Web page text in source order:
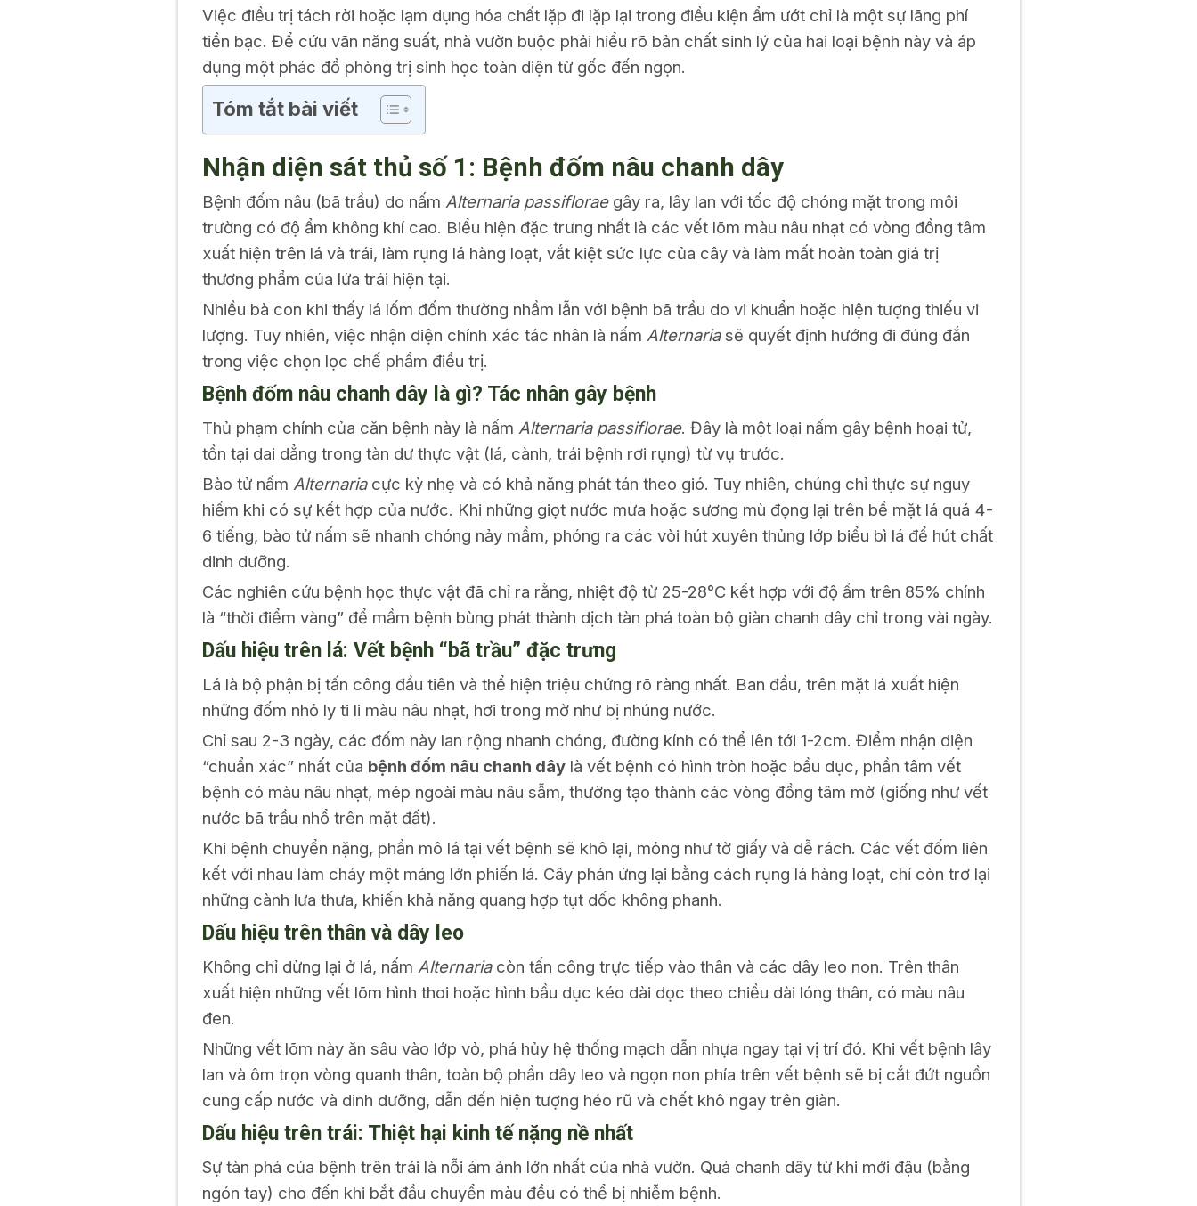
Việc điều trị tách rời hoặc lạm dụng hóa chất lặp đi lặp lại trong điều kiện ẩm ướt chỉ là một sự lãng phí
tiền bạc. Để cứu vãn năng suất, nhà vườn buộc phải hiểu rõ bản chất sinh lý của hai loại bệnh này và áp
dụng một phác đồ phòng trị sinh học toàn diện từ gốc đến ngọn.
Tóm tắt bài viết
Nhận diện sát thủ số 1: Bệnh đốm nâu chanh dây
Bệnh đốm nâu (bã trầu) do nấmAlternaria passifloraegây ra, lây lan với tốc độ chóng mặt trong môi
trường có độ ẩm không khí cao. Biểu hiện đặc trưng nhất là các vết lõm màu nâu nhạt có vòng đồng tâm
xuất hiện trên lá và trái, làm rụng lá hàng loạt, vắt kiệt sức lực của cây và làm mất hoàn toàn giá trị
thương phẩm của lứa trái hiện tại.
Nhiều bà con khi thấy lá lốm đốm thường nhầm lẫn với bệnh bã trầu do vi khuẩn hoặc hiện tượng thiếu vi
lượng. Tuy nhiên, việc nhận diện chính xác tác nhân là nấmAlternariasẽ quyết định hướng đi đúng đắn
trong việc chọn lọc chế phẩm điều trị.
Bệnh đốm nâu chanh dây là gì? Tác nhân gây bệnh
Thủ phạm chính của căn bệnh này là nấmAlternaria passiflorae. Đây là một loại nấm gây bệnh hoại tử,
tồn tại dai dẳng trong tàn dư thực vật (lá, cành, trái bệnh rơi rụng) từ vụ trước.
Bào tử nấmAlternariacực kỳ nhẹ và có khả năng phát tán theo gió. Tuy nhiên, chúng chỉ thực sự nguy
hiểm khi có sự kết hợp của nước. Khi những giọt nước mưa hoặc sương mù đọng lại trên bề mặt lá quá 4-
6 tiếng, bào tử nấm sẽ nhanh chóng nảy mầm, phóng ra các vòi hút xuyên thủng lớp biểu bì lá để hút chất
dinh dưỡng.
Các nghiên cứu bệnh học thực vật đã chỉ ra rằng, nhiệt độ từ 25-28°C kết hợp với độ ẩm trên 85% chính
là “thời điểm vàng” để mầm bệnh bùng phát thành dịch tàn phá toàn bộ giàn chanh dây chỉ trong vài ngày.
Dấu hiệu trên lá: Vết bệnh “bã trầu” đặc trưng
Lá là bộ phận bị tấn công đầu tiên và thể hiện triệu chứng rõ ràng nhất. Ban đầu, trên mặt lá xuất hiện
những đốm nhỏ ly ti li màu nâu nhạt, hơi trong mờ như bị nhúng nước.
Chỉ sau 2-3 ngày, các đốm này lan rộng nhanh chóng, đường kính có thể lên tới 1-2cm. Điểm nhận diện
“chuẩn xác” nhất của bệnh đốm nâu chanh dây là vết bệnh có hình tròn hoặc bầu dục, phần tâm vết
bệnh có màu nâu nhạt, mép ngoài màu nâu sẫm, thường tạo thành các vòng đồng tâm mờ (giống như vết
nước bã trầu nhổ trên mặt đất).
Khi bệnh chuyển nặng, phần mô lá tại vết bệnh sẽ khô lại, mỏng như tờ giấy và dễ rách. Các vết đốm liên
kết với nhau làm cháy một mảng lớn phiến lá. Cây phản ứng lại bằng cách rụng lá hàng loạt, chỉ còn trơ lại
những cành lưa thưa, khiến khả năng quang hợp tụt dốc không phanh.
Dấu hiệu trên thân và dây leo
Không chỉ dừng lại ở lá, nấmAlternariacòn tấn công trực tiếp vào thân và các dây leo non. Trên thân
xuất hiện những vết lõm hình thoi hoặc hình bầu dục kéo dài dọc theo chiều dài lóng thân, có màu nâu
đen.
Những vết lõm này ăn sâu vào lớp vỏ, phá hủy hệ thống mạch dẫn nhựa ngay tại vị trí đó. Khi vết bệnh lây
lan và ôm trọn vòng quanh thân, toàn bộ phần dây leo và ngọn non phía trên vết bệnh sẽ bị cắt đứt nguồn
cung cấp nước và dinh dưỡng, dẫn đến hiện tượng héo rũ và chết khô ngay trên giàn.
Dấu hiệu trên trái: Thiệt hại kinh tế nặng nề nhất
Sự tàn phá của bệnh trên trái là nỗi ám ảnh lớn nhất của nhà vườn. Quả chanh dây từ khi mới đậu (bằng
ngón tay) cho đến khi bắt đầu chuyển màu đều có thể bị nhiễm bệnh.